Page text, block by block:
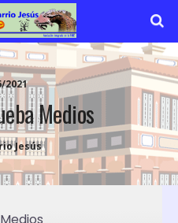
2021
Medios
Jesús